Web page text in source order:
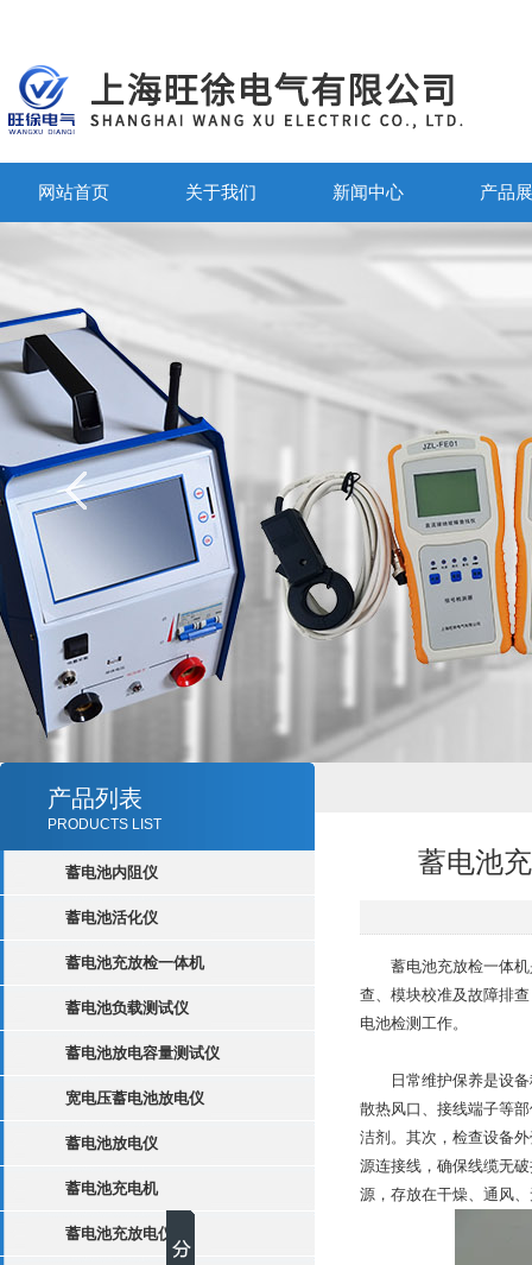
网站首页 关于我们 新闻中心 产品
产品列表
PRODUCTS LIST
蓄电池内阻仪
蓄电池活化仪
蓄电池充放检一体机
蓄电池负载测试仪
蓄电池放电容量测试仪
宽电压蓄电池放电仪
蓄电池放电仪
蓄电池充电机
蓄电池充放电仪
蓄电池
蓄电池充放检一体机
查、模块校准及故障排
电池检测工作。
日常维护保养是设备
散热风口、接线端子等
洁剂。其次，检查设备
源连接线，确保线缆无
源，存放在干燥、通风